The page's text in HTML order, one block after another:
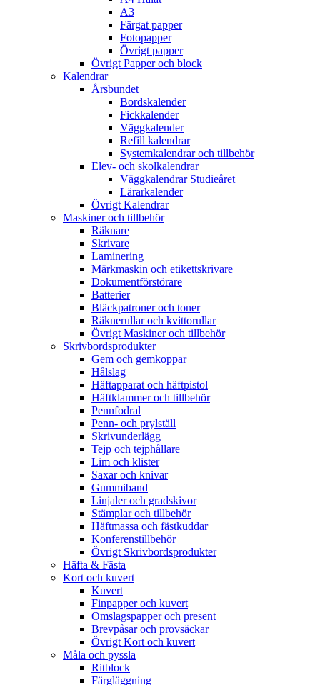
A3
Färgat papper
Fotopapper
Övrigt papper
Övrigt Papper och block
Kalendrar
Årsbundet
Bordskalender
Fickkalender
Väggkalender
Refill kalendrar
Systemkalendrar och tillbehör
Elev- och skolkalendrar
Väggkalendrar Studieåret
Lärarkalender
Övrigt Kalendrar
Maskiner och tillbehör
Räknare
Skrivare
Laminering
Märkmaskin och etikettskrivare
Dokumentförstörare
Batterier
Bläckpatroner och toner
Räknerullar och kvittorullar
Övrigt Maskiner och tillbehör
Skrivbordsprodukter
Gem och gemkoppar
Hålslag
Häftapparat och häftpistol
Häftklammer och tillbehör
Pennfodral
Penn- och prylställ
Skrivunderlägg
Tejp och tejphållare
Lim och klister
Saxar och knivar
Gummiband
Linjaler och gradskivor
Stämplar och tillbehör
Häftmassa och fästkuddar
Konferenstillbehör
Övrigt Skrivbordsprodukter
Häfta & Fästa
Kort och kuvert
Kuvert
Finpapper och kuvert
Omslagspapper och present
Brevpåsar och provsäckar
Övrigt Kort och kuvert
Måla och pyssla
Ritblock
Färgläggning